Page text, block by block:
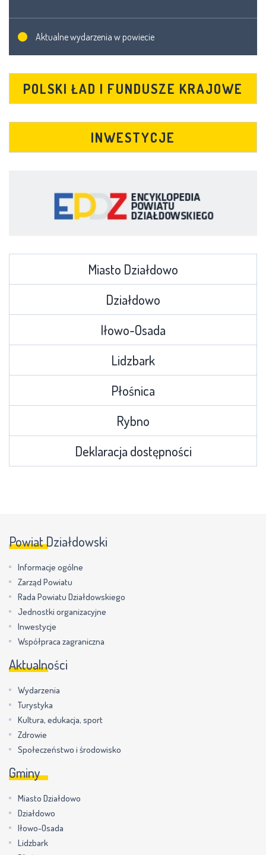
Aktualne wydarzenia w powiecie
POLSKI ŁAD I FUNDUSZE KRAJOWE
INWESTYCJE
Miasto Działdowo
Działdowo
Iłowo-Osada
Lidzbark
Płośnica
Rybno
Deklaracja dostępności
Powiat Działdowski
Informacje ogólne
Zarząd Powiatu
Rada Powiatu Działdowskiego
Jednostki organizacyjne
Inwestycje
Współpraca zagraniczna
Aktualności
Wydarzenia
Turystyka
Kultura, edukacja, sport
Zdrowie
Społeczeństwo i środowisko
Gminy
Miasto Działdowo
Działdowo
Iłowo-Osada
Lidzbark